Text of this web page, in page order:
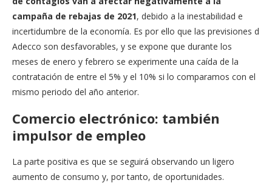
campaña de rebajas de 2021, debido a la inestabilidad e
incertidumbre de la economía. Es por ello que las previsiones d
Adecco son desfavorables, y se expone que durante los
meses de enero y febrero se experimente una caída de la
contratación de entre el 5% y el 10% si lo comparamos con el
mismo periodo del año anterior.
Comercio electrónico: también
impulsor de empleo
La parte positiva es que se seguirá observando un ligero
aumento de consumo y, por tanto, de oportunidades.